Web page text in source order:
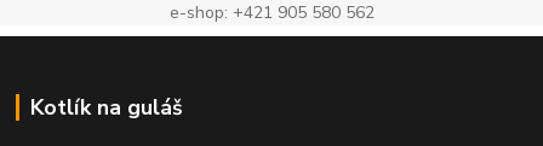
e-shop: +421 905 580 562
Kotlík na guláš